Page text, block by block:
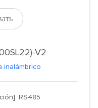
V2
inalámbrico
RS485